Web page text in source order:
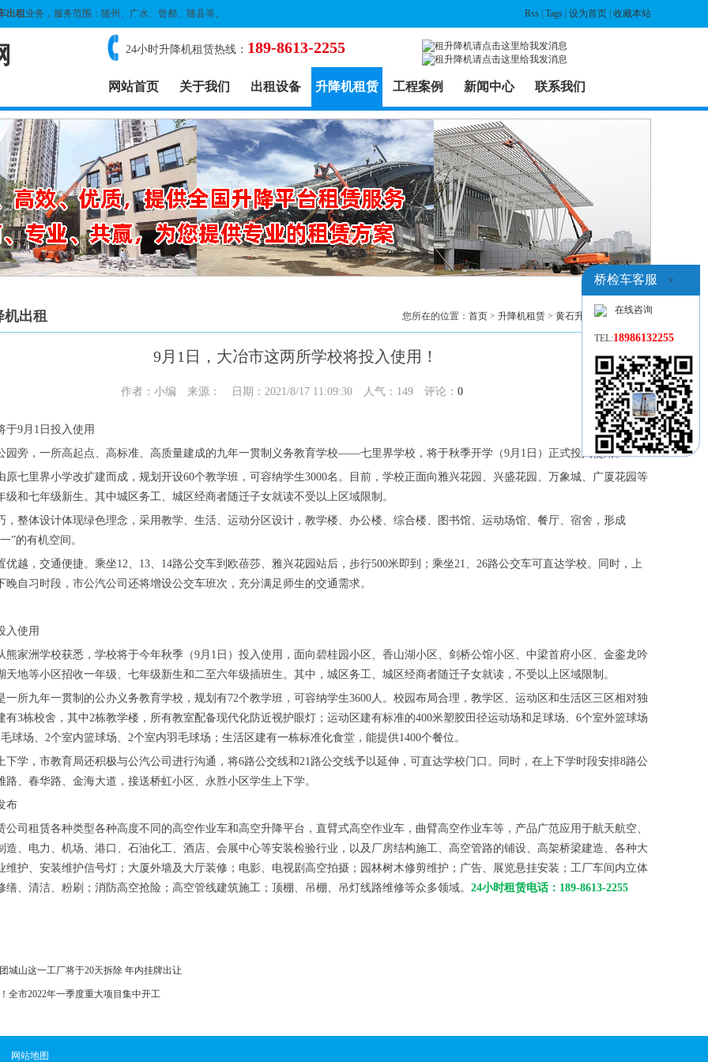
出租业务，服务范围：随州、广水、曾都、随县等。 Rss Tags 设为首页 收藏本站
24小时升降机租赁热线： 189-8613-2255
网站首页 关于我们 出租设备 升降机租赁 工程案例 新闻中心 联系我们
您所在的位置： 首页 > 升降机租赁 > 黄石升降机出租> 列表
机出租
9月1日，大冶市这两所学校将投入使用！
作者：小编 来源： 日期：2021/8/17 11:09:30 人气： 149评论： 0
于9月1日投入使用
园旁，一所高起点、高标准、高质量建成的九年一贯制义务教育学校——七里界学校，将于秋季开学（9月1日）正式投入使用。
原七里界小学改扩建而成，规划开设60个教学班，可容纳学生3000名。目前，学校正面向雅兴花园、兴盛花园、万象城、广厦花园等
级和七年级新生。其中城区务工、城区经商者随迁子女就读不受以上区域限制。
，整体设计体现绿色理念，采用教学、生活、运动分区设计，教学楼、办公楼、综合楼、图书馆、运动场馆、餐厅、宿舍，形成
”的有机空间。
优越，交通便捷。乘坐12、13、14路公交车到欧蓓莎、雅兴花园站后，步行500米即到；乘坐21、26路公交车可直达学校。同时，上
晚自习时段，市公汽公司还将增设公交车班次，充分满足师生的交通需求。
入使用
熊家洲学校获悉，学校将于今年秋季（9月1日）投入使用，面向碧桂园小区、香山湖小区、剑桥公馆小区、中梁首府小区、金銮龙吟
天地等小区招收一年级、七年级新生和二至六年级插班生。其中，城区务工、城区经商者随迁子女就读，不受以上区域限制。
一所九年一贯制的公办义务教育学校，规划有72个教学班，可容纳学生3600人。校园布局合理，教学区、运动区和生活区三区相对独
有3栋校舍，其中2栋教学楼，所有教室配备现代化防近视护眼灯；运动区建有标准的400米塑胶田径运动场和足球场、6个室外篮球场
球场、2个室内篮球场、2个室内羽毛球场；生活区建有一栋标准化食堂，能提供1400个餐位。
下学，市教育局还积极与公汽公司进行沟通，将6路公交线和21路公交线予以延伸，可直达学校门口。同时，在上下学时段安排8路公
路、春华路、金海大道，接送桥虹小区、永胜小区学生上下学。
布
公司租赁各种类型各种高度不同的高空作业车和高空升降平台，直臂式高空作业车，曲臂高空作业车等，产品广范应用于航天航空、
造、电力、机场、港口、石油化工、酒店、会展中心等安装检验行业，以及厂房结构施工、高空管路的铺设、高架桥梁建造、各种大
维护、安装维护信号灯；大厦外墙及大厅装修；电影、电视剧高空拍摄；园林树木修剪维护；广告、展览悬挂安装；工厂车间内立体
缮、清洁、粉刷；消防高空抢险；高空管线建筑施工；顶棚、吊棚、吊灯线路维修等众多领域。 24小时租赁电话：189-8613-2255
城山这一工厂将于20天拆除 年内挂牌出让
全市2022年一季度重大项目集中开工
网站地图
桥检车客服 ×
在线咨询
TEL:18986132255